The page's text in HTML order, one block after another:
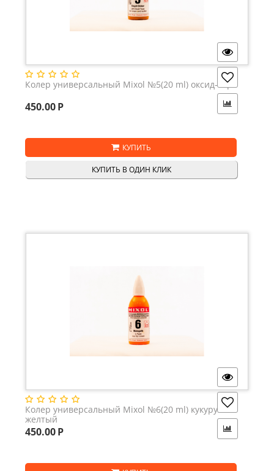
Колер универсальный Mixol №5(20 ml) оксид-охра
450.00Р
КУПИТЬ
КУПИТЬ В ОДИН КЛИК
Колер универсальный Mixol №6(20 ml) кукурузно-
желтый
450.00Р